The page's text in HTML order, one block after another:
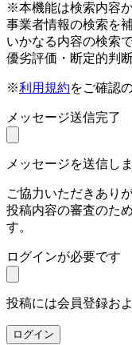
※本機能は検索内容
事業者情報の検索を
いかなる内容の検索
優劣評価・断定的判
※利用規約をご確認
メッセージ送信完了
メッセージを送信しま
ご協力いただきあり
投稿内容の審査のた
す。
ログインが必要です
投稿には会員登録お
ログイン